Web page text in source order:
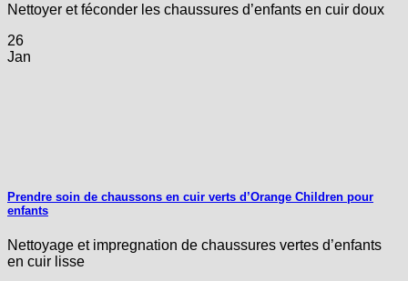
Nettoyer et féconder les chaussures d’enfants en cuir doux
26
Jan
Prendre soin de chaussons en cuir verts d’Orange Children pour
enfants
Nettoyage et impregnation de chaussures vertes d’enfants
en cuir lisse